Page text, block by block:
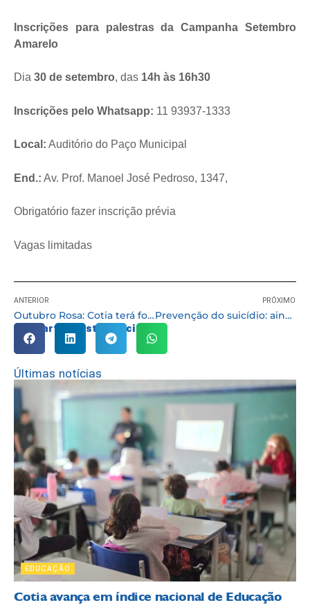
Inscrições para palestras da Campanha Setembro
Amarelo
Dia 30 de setembro, das 14h às 16h30
Inscrições pelo Whatsapp: 11 93937-1333
Local: Auditório do Paço Municipal
End.: Av. Prof. Manoel José Pedroso, 1347,
Obrigatório fazer inscrição prévia
Vagas limitadas
ANTERIOR
Outubro Rosa: Cotia terá força-tarefa para realização de exames de mamografia
PRÓXIMO
Prevenção do suicídio: ainda dá tempo de se inscrever para as palestras do “Setembro Amarelo”
Compartilhe esta notícia:
Últimas notícias
EDUCAÇÃO
Cotia avança em índice nacional de Educação